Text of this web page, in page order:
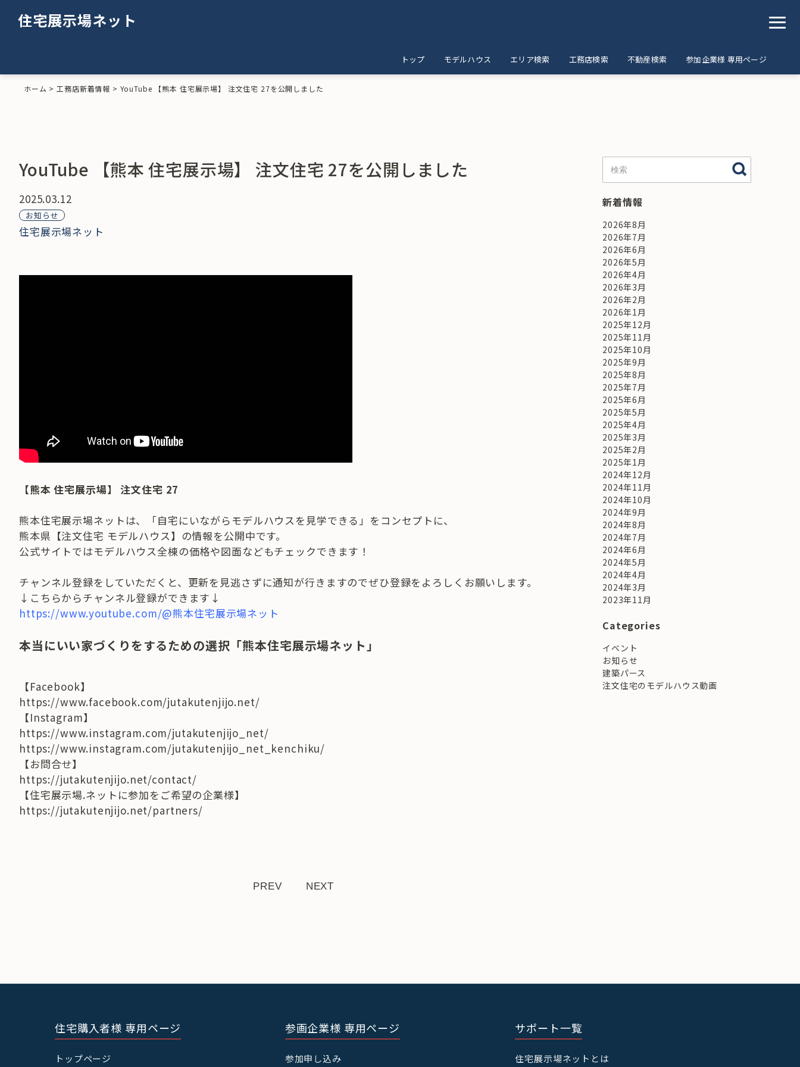
住宅展示場ネット
トップ モデルハウス エリア検索 工務店検索 不動産検索 参加企業様 専用ページ
ホーム >工務店新着情報 > YouTube 【熊本 住宅展示場】 注文住宅 27を公開しました
YouTube 【熊本 住宅展示場】 注文住宅 27を公開しました
2025.03.12
お知らせ
住宅展示場ネット
【熊本 住宅展示場】 注文住宅 27
熊本住宅展示場ネットは、「自宅にいながらモデルハウスを見学できる」をコンセプトに、
熊本県【注文住宅 モデルハウス】の情報を公開中です。
公式サイトではモデルハウス全棟の価格や図面などもチェックできます！
チャンネル登録をしていただくと、更新を見逃さずに通知が行きますのでぜひ登録をよろしくお願いします。
↓こちらからチャンネル登録ができます↓
https://www.youtube.com/@熊本住宅展示場ネット
本当にいい家づくりをするための選択「熊本住宅展示場ネット」
【Facebook】
https://www.facebook.com/jutakutenjijo.net/
【Instagram】
https://www.instagram.com/jutakutenjijo_net/
https://www.instagram.com/jutakutenjijo_net_kenchiku/
【お問合せ】
https://jutakutenjijo.net/contact/
【住宅展示場.ネットに参加をご希望の企業様】
https://jutakutenjijo.net/partners/
PREV NEXT
新着情報
2026年8月
2026年7月
2026年6月
2026年5月
2026年4月
2026年3月
2026年2月
2026年1月
2025年12月
2025年11月
2025年10月
2025年9月
2025年8月
2025年7月
2025年6月
2025年5月
2025年4月
2025年3月
2025年2月
2025年1月
2024年12月
2024年11月
2024年10月
2024年9月
2024年8月
2024年7月
2024年6月
2024年5月
2024年4月
2024年3月
2023年11月
Categories
イベント
お知らせ
建築パース
注文住宅のモデルハウス動画
住宅購入者様 専用ページ
トップページ
参画企業様 専用ページ
参加申し込み
サポート一覧
住宅展示場ネットとは